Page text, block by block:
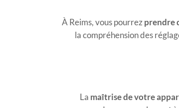
À Reims, vous pourrez prendre
la compréhension des
La maîtrise de votre